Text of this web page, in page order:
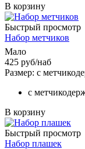
В корзину
Быстрый просмотр
Набор метчиков
Мало
425 руб/наб
Размер: с
с
В корзину
Быстрый просмотр
Набор плашек